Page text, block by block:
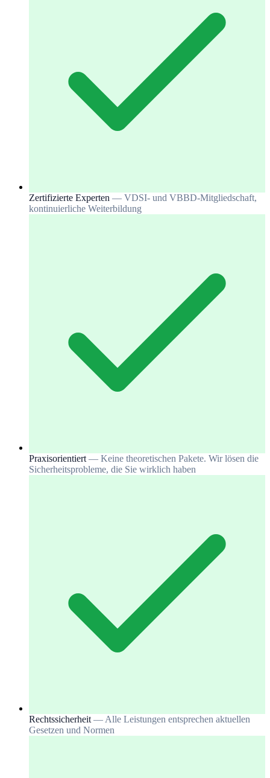
Zertifizierte Experten — VDSI- und VBBD-Mitgliedschaft,
kontinuierliche Weiterbildung
Praxisorientiert — Keine theoretischen Pakete. Wir lösen die
Sicherheitsprobleme, die Sie wirklich haben
Rechtssicherheit — Alle Leistungen entsprechen aktuellen
Gesetzen und Normen